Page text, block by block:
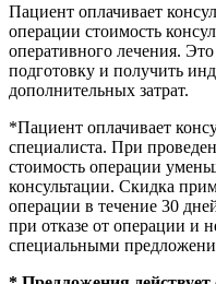
Пациент оплачивает
операции стоимость
оперативного лечения.
подготовку и получить
дополнительных затрат.
*Пациент оплачивает
специалиста. При
стоимость операции
консультации. Скидка
операции в течение 30
при отказе от операции и
специальными